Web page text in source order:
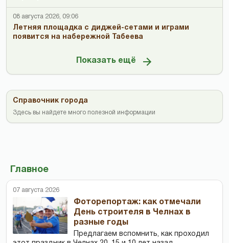
08 августа 2026, 09:06
Летняя площадка с диджей-сетами и играми
появится на набережной Табеева
Показать ещё
Справочник города
Здесь вы найдете много полезной информации
Главное
07 августа 2026
Фоторепортаж: как отмечали
День строителя в Челнах в
разные годы
Предлагаем вспомнить, как проходил